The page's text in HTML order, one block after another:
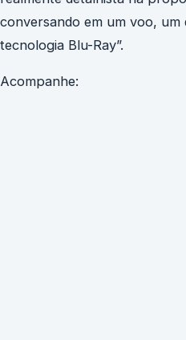
conversando em um voo, um
tecnologia Blu-Ray”.
Acompanhe: